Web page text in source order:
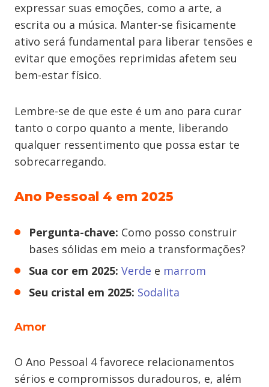
expressar suas emoções, como a arte, a
escrita ou a música. Manter-se fisicamente
ativo será fundamental para liberar tensões e
evitar que emoções reprimidas afetem seu
bem-estar físico.
Lembre-se de que este é um ano para curar
tanto o corpo quanto a mente, liberando
qualquer ressentimento que possa estar te
sobrecarregando.
Ano Pessoal 4 em 2025
Pergunta-chave: Como posso construir
bases sólidas em meio a transformações?
Sua cor em 2025: Verde e marrom
Seu cristal em 2025: Sodalita
Amor
O Ano Pessoal 4 favorece relacionamentos
sérios e compromissos duradouros, e, além